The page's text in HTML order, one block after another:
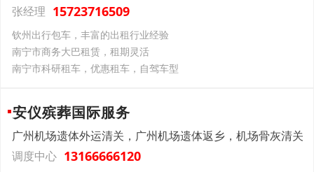
张经理 15723716509
钦州出行包车，丰富的出租行业经验
南宁市商务大巴租赁，租期灵活
南宁市科研租车，优惠租车，自驾车型
安仪殡葬国际服务
广州机场遗体外运清关，广州机场遗体返乡，机场骨灰清关
调度中心 13166666120